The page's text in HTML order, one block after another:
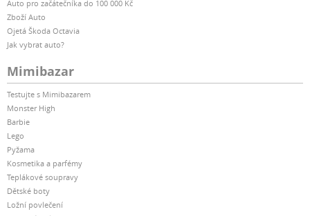
Auto pro začátečníka do 100 000 Kč
Zboží Auto
Ojetá Škoda Octavia
Jak vybrat auto?
Mimibazar
Testujte s Mimibazarem
Monster High
Barbie
Lego
Pyžama
Kosmetika a parfémy
Teplákové soupravy
Dětské boty
Ložní povlečení